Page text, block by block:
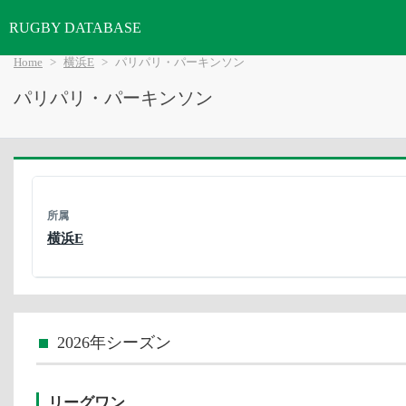
RUGBY DATABASE
Home 横浜E パリパリ・パーキンソン
パリパリ・パーキンソン
所属
横浜E
2026年シーズン
リーグワン